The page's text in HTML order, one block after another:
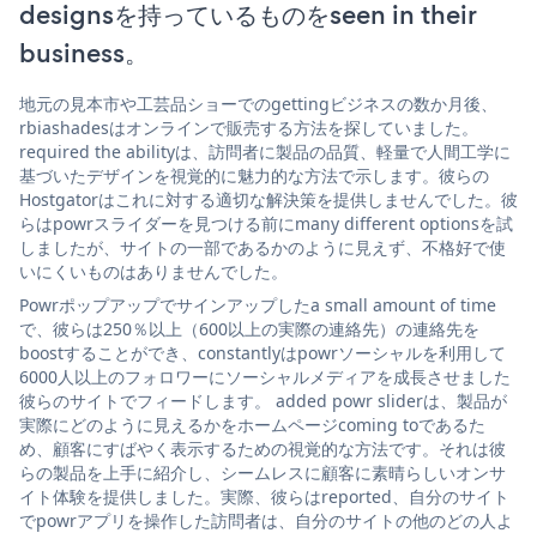
designsを持っているものをseen in their
business。
地元の見本市や工芸品ショーでのgettingビジネスの数か月後、
rbiashadesはオンラインで販売する方法を探していました。
required the abilityは、訪問者に製品の品質、軽量で人間工学に
基づいたデザインを視覚的に魅力的な方法で示します。彼らの
Hostgatorはこれに対する適切な解決策を提供しませんでした。彼
らはpowrスライダーを見つける前にmany different optionsを試
しましたが、サイトの一部であるかのように見えず、不格好で使
いにくいものはありませんでした。
Powrポップアップでサインアップしたa small amount of time
で、彼らは250％以上（600以上の実際の連絡先）の連絡先を
boostすることができ、constantlyはpowrソーシャルを利用して
6000人以上のフォロワーにソーシャルメディアを成長させました
彼らのサイトでフィードします。 added powr sliderは、製品が
実際にどのように見えるかをホームページcoming toであるた
め、顧客にすばやく表示するための視覚的な方法です。それは彼
らの製品を上手に紹介し、シームレスに顧客に素晴らしいオンサ
イト体験を提供しました。実際、彼らはreported、自分のサイト
でpowrアプリを操作した訪問者は、自分のサイトの他のどの人よ